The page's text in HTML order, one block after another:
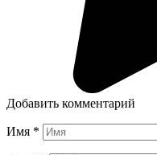
Добавить комментарий
Имя *